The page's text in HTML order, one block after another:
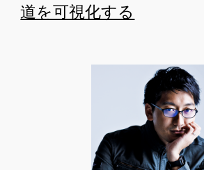
道を可視化する